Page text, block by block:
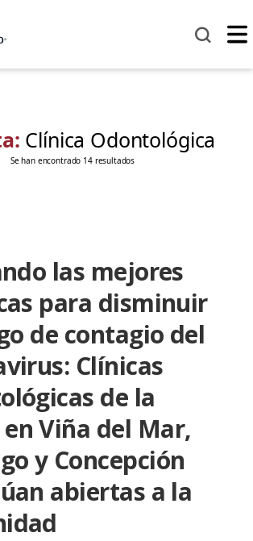
Clínica Odontológica
Se han encontrado 14 resultados
las mejores
para disminuir
de contagio del
Clínicas
de la
Viña del Mar,
y Concepción
abiertas a la